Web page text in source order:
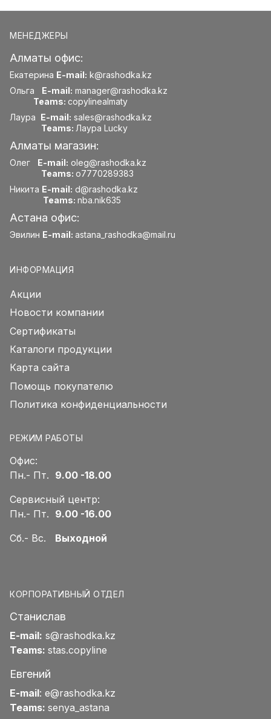
МЕНЕДЖЕРЫ
Алматы офис:
Екатерина E-mail: k@rashodka.kz
Ольга E-mail: manager@rashodka.kz
Teams: copylinealmaty
Лаура E-mail: sales@rashodka.kz
Teams: Лаура Lucky
Алматы магазин:
Олег E-mail: oleg@rashodka.kz
Teams: o7770289383
Никита E-mail: d@rashodka.kz
Teams: nba.nik635
Астана офис:
Эвилин E-mail: astana_rashodka@mail.ru
ИНФОРМАЦИЯ
Акции
Новости компании
Сертификаты
Каталоги продукции
Карта сайта
Помощь покупателю
Политика конфиденциальности
РЕЖИМ РАБОТЫ
Офис:
Пн.- Пт. 9.00 -18.00
Сервисный центр:
Пн.- Пт. 9.00 -16.00
Сб.- Вс. Выходной
КОРПОРАТИВНЫЙ ОТДЕЛ
Станислав
E-mail: s@rashodka.kz
Teams: stas.copyline
Евгений
E-mail: e@rashodka.kz
Teams: senya_astana